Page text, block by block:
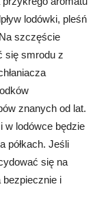
lodówki, pleśń
szczęście
się smrodu z
znanych od lat.
w lodówce będzie
półkach. Jeśli
się na
bezpiecznie i